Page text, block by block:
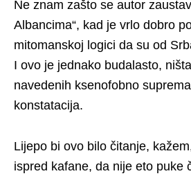
Ne znam zašto se autor
Albancima“, kad je vrlo dobro
mitomanskoj logici da su od
I ovo je jednako budalasto,
navedenih ksenofobno
konstatacija.
Lijepo bi ovo bilo čitanje,
ispred kafane, da nije eto puke